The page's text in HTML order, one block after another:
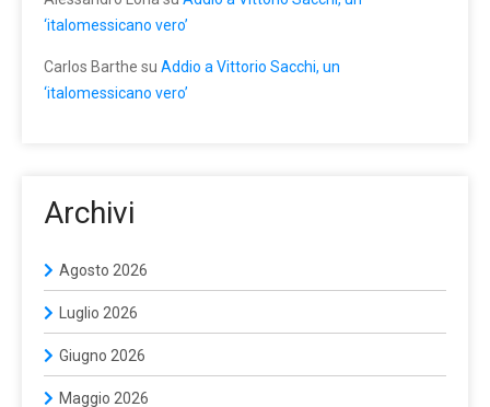
‘italomessicano vero’
Carlos Barthe su Addio a Vittorio Sacchi, un
‘italomessicano vero’
Archivi
Agosto 2026
Luglio 2026
Giugno 2026
Maggio 2026